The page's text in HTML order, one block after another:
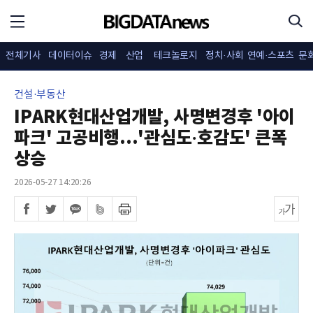
전체기사 데이터이슈 경제 산업 테크놀로지 정치·사회 연예·스포츠 문
건설·부동산
IPARK현대산업개발, 사명변경후 '아이
파크' 고공비행...'관심도·호감도' 큰폭
상승
2026-05-27 14:20:26